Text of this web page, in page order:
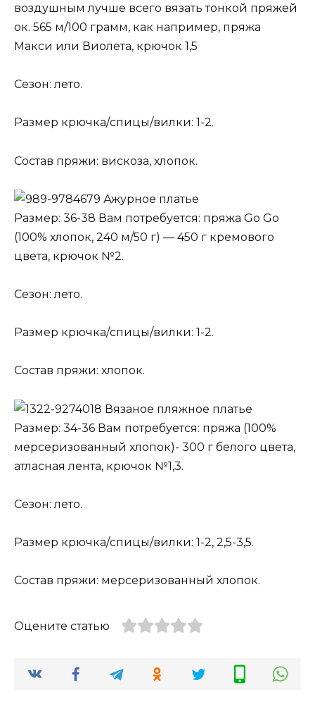
воздушным лучше всего вязать тонкой пряжей
ок. 565 м/100 грамм, как например, пряжа
Макси или Виолета, крючок 1,5
Сезон: лето.
Размер крючка/спицы/вилки: 1-2.
Состав пряжи: вискоза, хлопок.
Ажурное платье
Размер: 36-38 Вам потребуется: пряжа Go Go
(100% хлопок, 240 м/50 г) — 450 г кремового
цвета, крючок №2.
Сезон: лето.
Размер крючка/спицы/вилки: 1-2.
Состав пряжи: хлопок.
Вязаное пляжное платье
Размер: 34-36 Вам потребуется: пряжа (100%
мерсеризованный хлопок)- 300 г белого цвета,
атласная лента, крючок №1,3.
Сезон: лето.
Размер крючка/спицы/вилки: 1-2, 2,5-3,5.
Состав пряжи: мерсеризованный хлопок.
Оцените статью